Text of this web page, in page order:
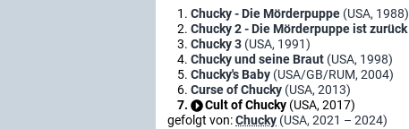
Chucky - Die Mörderpuppe (USA, 1988)
Chucky 2 - Die Mörderpuppe ist zurück
Chucky 3 (USA, 1991)
Chucky und seine Braut (USA, 1998)
Chucky's Baby (USA/GB/RUM, 2004)
Curse of Chucky (USA, 2013)
Cult of Chucky (USA, 2017)
gefolgt von:Chucky (USA, 2021 – 2024)